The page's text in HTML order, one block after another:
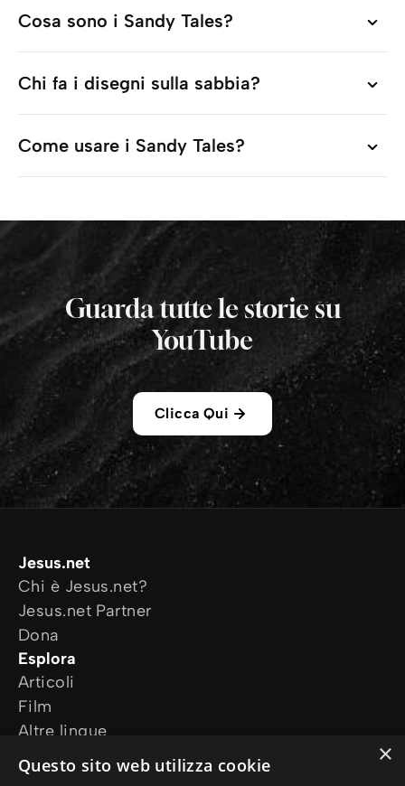
Cosa sono i Sandy Tales?
Chi fa i disegni sulla sabbia?
Come usare i Sandy Tales?
Cosa sono i Sandy Tales?
Chi fa i disegni sulla sabbia?
Come usare i Sandy Tales?
Guarda tutte le storie su
YouTube
Clicca Qui
Jesus.net
Chi è Jesus.net?
Jesus.net Partner
Dona
Esplora
Articoli
Film
Altre lingue
I nostri progetti
Altri siti web
×
Questo sito web utilizza cookie